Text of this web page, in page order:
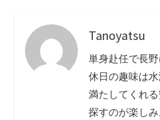
Tanoyatsu
単身赴任で長野
休日の趣味は
満たしてくれ
探すのが楽しみ